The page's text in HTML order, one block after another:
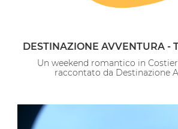
DESTINAZIONE AVVENTURA -
Un weekend romantico in
raccontato da Destinazione